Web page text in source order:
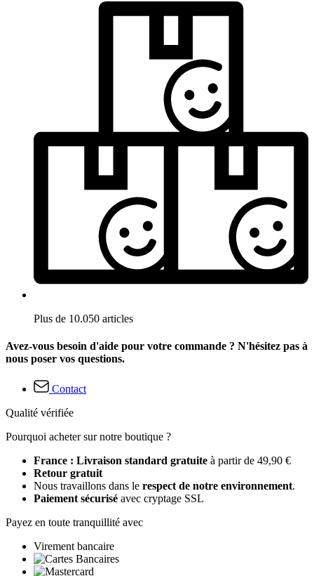
Plus de 10.050 articles
Avez-vous besoin d'aide pour votre commande ? N'hésitez pas à
nous poser vos questions.
Contact
Qualité vérifiée
Pourquoi acheter sur notre boutique ?
France : Livraison standard gratuite à partir de 49,90 €
Retour gratuit
Nous travaillons dans le respect de notre environnement.
Paiement sécurisé avec cryptage SSL
Payez en toute tranquillité avec
Virement bancaire